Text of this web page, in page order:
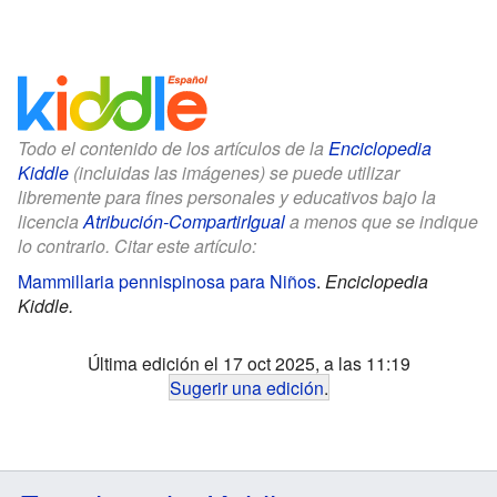
Todo el contenido de los artículos de la Enciclopedia
Kiddle (incluidas las imágenes) se puede utilizar
libremente para fines personales y educativos bajo la
licenciaAtribución-CompartirIguala menos que se indique
lo contrario. Citar este artículo:
Mammillaria pennispinosa para Niños. Enciclopedia
Kiddle.
Última edición el 17 oct 2025, a las 11:19
Sugerir una edición.